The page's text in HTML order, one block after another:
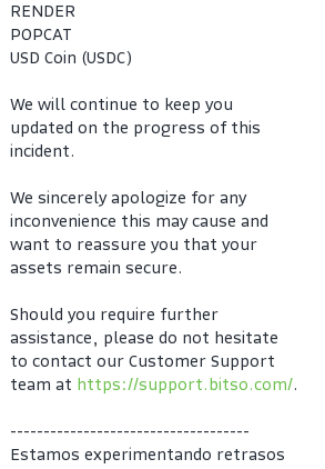
RENDER
POPCAT
USD Coin (USDC)
We will continue to keep you
updated on the progress of this
incident.
We sincerely apologize for any
inconvenience this may cause and
want to reassure you that your
assets remain secure.
Should you require further
assistance, please do not hesitate
to contact our Customer Support
team at https://support.bitso.com/.
------------------------------------
Estamos experimentando retrasos